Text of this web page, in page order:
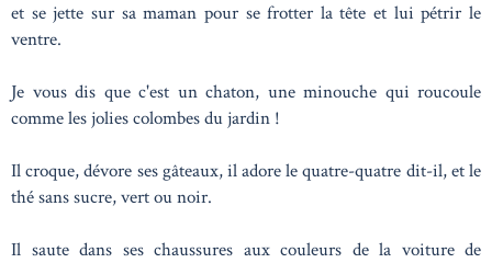
et se jette sur sa maman pour se frotter la tête et lui pétrir le
ventre.
Je vous dis que c'est un chaton, une minouche qui roucoule
comme les jolies colombes du jardin !
Il croque, dévore ses gâteaux, il adore le quatre-quatre dit-il, et le
thé sans sucre, vert ou noir.
Il saute dans ses chaussures aux couleurs de la voiture de